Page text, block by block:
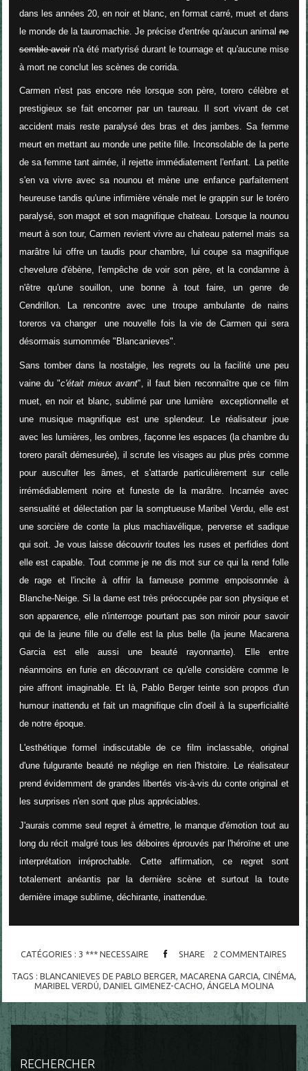
dans les années 20, en noir et blanc, en format carré, muet et dans
le monde de la tauromachie. Je précise d'entrée qu'aucun animalne
semble avoirn'a été martyrisé durant le tournage et qu'aucune mise
à mort ne conclut les scènes de corrida.
Carmen n'est pas encore née lorsque son père, torero célèbre et
prestigieux se fait encorner par un taureau. Il sort vivant de cet
accident mais reste paralysé des bras et des jambes. Sa femme
meurt en mettant au monde une petite fille. Inconsolable de la perte
de sa femme tant aimée, il rejette immédiatement l'enfant. La petite
s'en va vivre avec sa nounou et mène une enfance parfaitement
heureuse tandis qu'une infirmière vénale met le grappin sur le toréro
paralysé, son magot et son magnifique chateau. Lorsque la nounou
meurt à son tour, Carmen revient vivre au chateau paternel mais sa
marâtre lui offre un taudis pour chambre, lui coupe sa magnifique
chevelure d'ébène, l'empêche de voir son père, et la condamne à
n'être qu'une souillon, une bonne à tout faire, un genre de
Cendrillon. La rencontre avec une troupe ambulante de nains
toreros va changer une nouvelle fois la vie de Carmen qui sera
désormais surnommée "Blancanieves".
Sans tomber dans la nostalgie, les regrets ou la facilité une peu
vaine du "c'était mieux avant", il faut bien reconnaître que ce film
muet, en noir et blanc, sublimé par une lumière exceptionnelle et
une musique magnifique est une splendeur. Le réalisateur joue
avec les lumières, les ombres, façonne les espaces (la chambre du
torero paraît démesurée), il scrute les visages au plus près comme
pour ausculter les âmes, et s'attarde particulièrement sur celle
irrémédiablement noire et funeste de la marâtre. Incarnée avec
sensualité et délectation par la somptueuse Maribel Verdu, elle est
une sorcière de conte la plus machiavélique, perverse et sadique
qui soit. Je vous laisse découvrir toutes les ruses et perfidies dont
elle est capable. Tout comme je ne dis mot sur ce qui la rend folle
de rage et l'incite à offrir la fameuse pomme empoisonnée à
Blanche-Neige. Si la dame est très préoccupée par son physique et
son apparence, elle n'interroge pourtant pas son miroir pour savoir
qui de la jeune fille ou d'elle est la plus belle (la jeune Macarena
Garcia est elle aussi une beauté rayonnante). Elle entre
néanmoins en furie en découvrant ce qu'elle considère comme le
pire affront imaginable. Et là, Pablo Berger teinte son propos d'un
humour inattendu et fait un magnifique clin d'oeil à la superficialité
de notre époque.
L'esthétique formel indiscutable de ce film inclassable, original
d'une fulgurante beauté ne néglige en rien l'histoire. Le réalisateur
prend évidemment de grandes libertés vis-à-vis du conte original et
les surprises n'en sont que plus appréciables.
J'aurais comme seul regret à émettre, le manque d'émotion tout au
long du récit malgré tous les déboires éprouvés par l'héroïne et une
interprétation irréprochable. Cette affirmation, ce regret sont
totalement anéantis par la dernière scène et surtout la toute
dernière image sublime, déchirante, inattendue.
CATÉGORIES : 3 *** NECESSAIRE SHARE 2 COMMENTAIRES
TAGS : BLANCANIEVES DE PABLO BERGER, MACARENA GARCIA, CINÉMA,
MARIBEL VERDÚ, DANIEL GIMENEZ-CACHO, ÁNGELA MOLINA
RECHERCHER